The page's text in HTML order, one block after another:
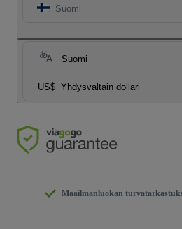
Suomi
Suomi
US$ Yhdysvaltain dollari
Maailmanluokan